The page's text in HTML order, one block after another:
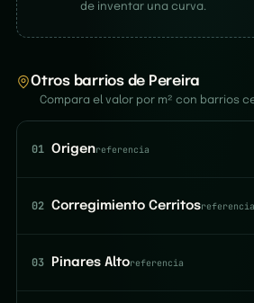
de inventar una curva.
Otros barrios de Pereira
Compara el valor por m² con barrios
01 Origenreferencia
02 Corregimiento Cerritosreferencia
03 Pinares Altoreferencia